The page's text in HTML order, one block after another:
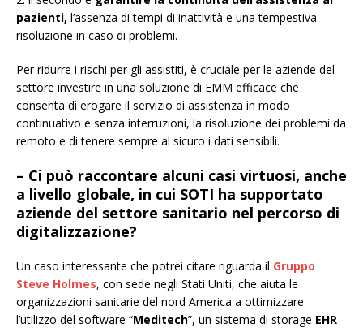
pazienti, l’assenza di tempi di inattività e una tempestiva
risoluzione in caso di problemi.
Per ridurre i rischi per gli assistiti, è cruciale per le aziende del
settore investire in una soluzione di EMM efficace che
consenta di erogare il servizio di assistenza in modo
continuativo e senza interruzioni, la risoluzione dei problemi da
remoto e di tenere sempre al sicuro i dati sensibili.
– Ci può raccontare alcuni casi virtuosi, anche
a livello globale, in cui SOTI ha supportato
aziende del settore sanitario nel percorso di
digitalizzazione?
Un caso interessante che potrei citare riguarda il Gruppo
Steve Holmes, con sede negli Stati Uniti, che aiuta le
organizzazioni sanitarie del nord America a ottimizzare
l’utilizzo del software “Meditech”, un sistema di storage EHR